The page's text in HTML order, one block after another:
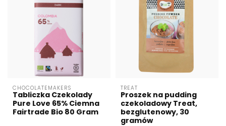
CHOCOLATEMAKERS
Tabliczka Czekolady
Pure Love 65% Ciemna
Fairtrade Bio 80 Gram
TREAT
Proszek na pudding
czekoladowy Treat,
bezglutenowy, 30
gramów